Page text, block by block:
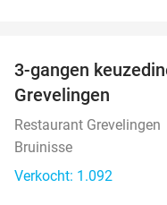
3-gangen
Grevelingen
Restaurant Grevelingen
Bruinisse
Verkocht: 1.092